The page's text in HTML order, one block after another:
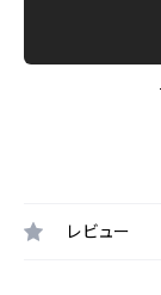
レビュー